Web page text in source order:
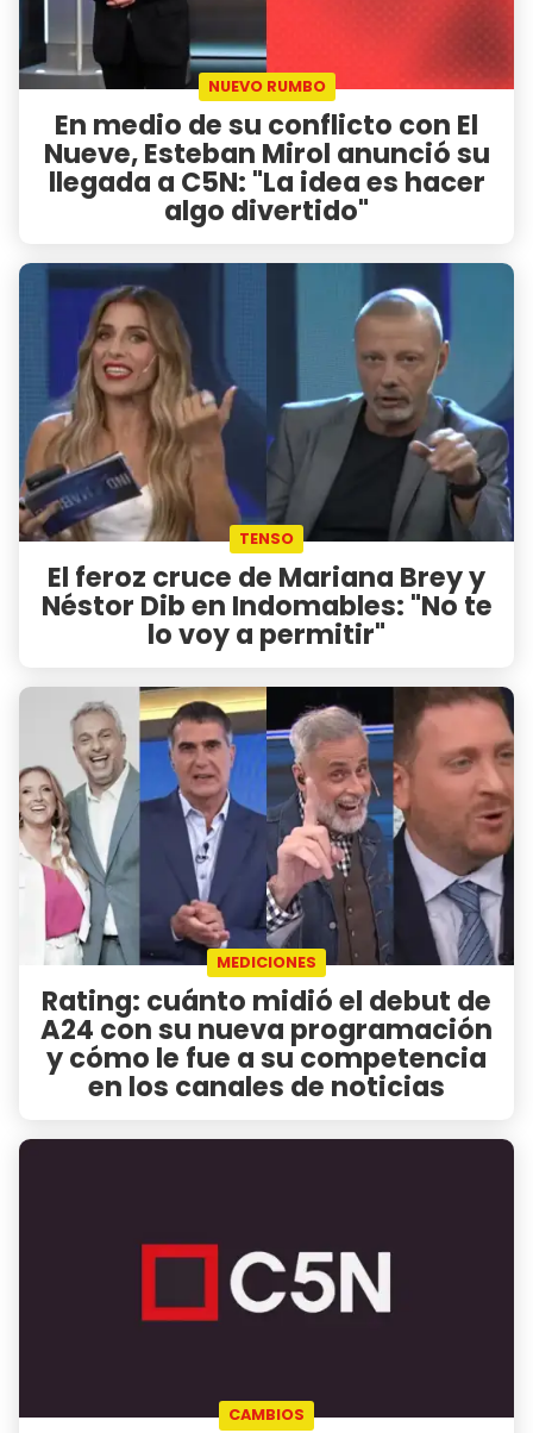
NUEVO RUMBO
En medio de su conflicto con El
Nueve, Esteban Mirol anunció su
llegada a C5N: "La idea es hacer
algo divertido"
TENSO
El feroz cruce de Mariana Brey y
Néstor Dib en Indomables: "No te
lo voy a permitir"
MEDICIONES
Rating: cuánto midió el debut de
A24 con su nueva programación
y cómo le fue a su competencia
en los canales de noticias
CAMBIOS